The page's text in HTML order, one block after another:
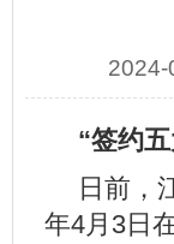
2024-
“签约
日前，
年4月3日